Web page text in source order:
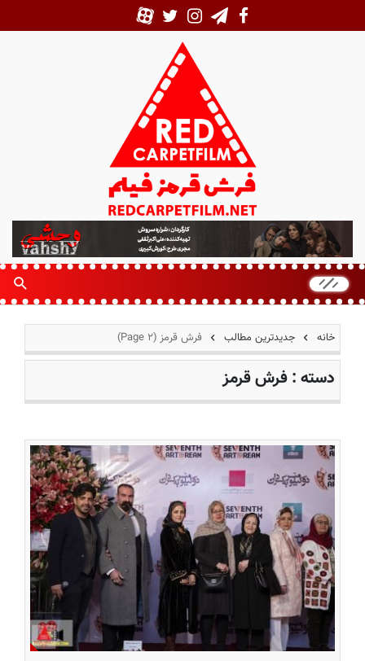
ر
ش
ر
م
ز
خانه جدیدترین مطالب فرش قرمز (Page 2)
دسته :فرش قرمز